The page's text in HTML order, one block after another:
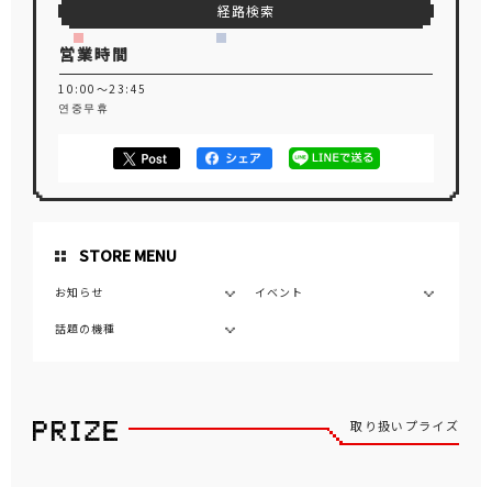
STORE MENU
お知らせ イベント
話題の機種
取り扱いプライズ
経路検索
営業時間
10:00～23:45
연중무휴